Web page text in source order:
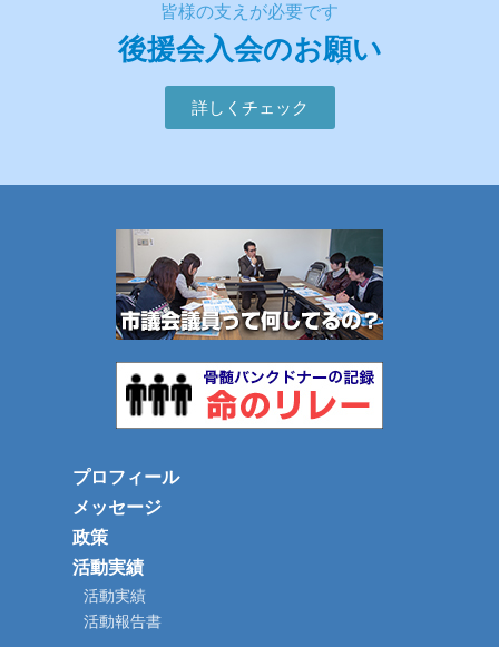
後援会入会のお願い
皆様の支えが必要です
詳しくチェック
プロフィール
メッセージ
政策
活動実績
活動実績
活動報告書